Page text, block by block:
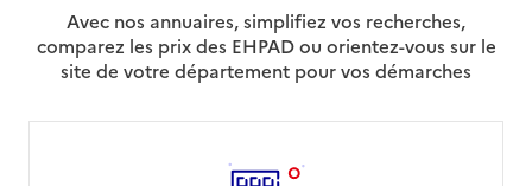
Avec nos annuaires, simplifiez vos recherches,
comparez les prix des EHPAD ou orientez-vous sur le
site de votre département pour vos démarches